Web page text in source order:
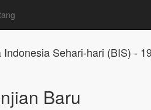
Sehari-hari (BIS) -
Baru